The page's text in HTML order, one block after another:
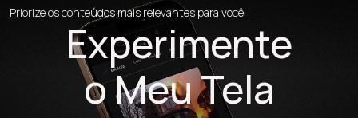
Priorize os conteúdos mais relevantes para você
Experimente
o Meu Tela